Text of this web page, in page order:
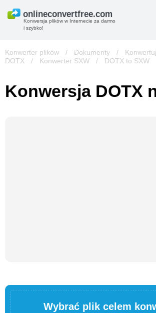
Konwersja plików w Internecie za darmo
i szybko!
Konwerter plików / Dokumenty /
DOTX
/ Konwerter SXW / DOTX to SXW
Konwersja DOTX
Wybrać plik celem